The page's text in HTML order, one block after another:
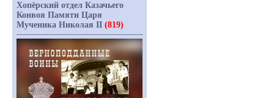
Хопёрский отдел Казачьего
Конвоя Памяти Царя
Мученика Николая II (819)